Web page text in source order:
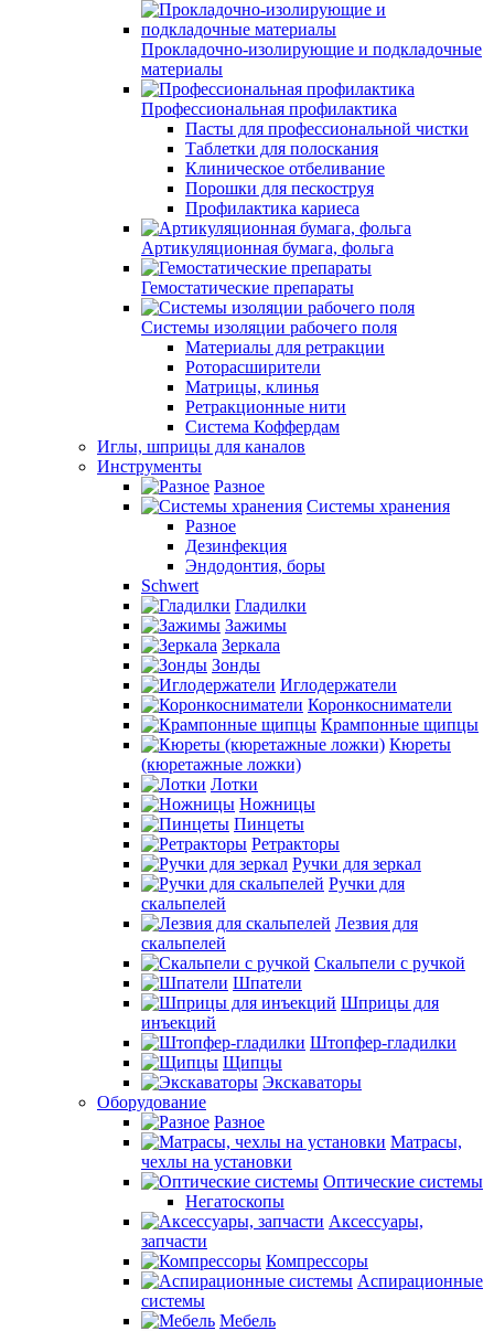
Прокладочно-изолирующие и подкладочные
материалы
Профессиональная профилактика
Пасты для профессиональной чистки
Таблетки для полоскания
Клиническое отбеливание
Порошки для пескоструя
Профилактика кариеса
Артикуляционная бумага, фольга
Гемостатические препараты
Системы изоляции рабочего поля
Материалы для ретракции
Роторасширители
Матрицы, клинья
Ретракционные нити
Система Коффердам
Иглы, шприцы для каналов
Инструменты
Разное
Системы хранения
Разное
Дезинфекция
Эндодонтия, боры
Schwert
Гладилки
Зажимы
Зеркала
Зонды
Иглодержатели
Коронкосниматели
Крампонные щипцы
Кюреты
(кюретажные ложки)
Лотки
Ножницы
Пинцеты
Ретракторы
Ручки для зеркал
Ручки для
скальпелей
Лезвия для
скальпелей
Скальпели с ручкой
Шпатели
Шприцы для
инъекций
Штопфер-гладилки
Щипцы
Экскаваторы
Оборудование
Разное
Матрасы,
чехлы на установки
Оптические системы
Негатоскопы
Аксессуары,
запчасти
Компрессоры
Аспирационные
системы
Мебель